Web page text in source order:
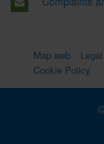
Map web
Cookie Policy